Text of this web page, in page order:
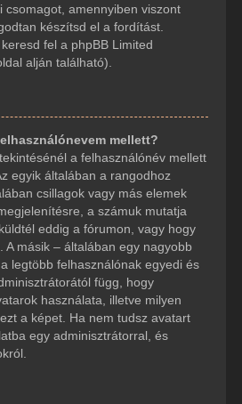
csomagot, amennyiben viszont
készítsd el a fordítást.
fel a phpBB Limited
alján található).
mellett?
a felhasználónév mellett
egyik általában a rangodhoz
csillagok vagy más elemek
a számuk mutatja
eddig a fórumon, vagy hogy
A másik – általában egy nagyobb
legtöbb felhasználónak egyedi és
függ, hogy
használata, illetve milyen
a képet. Ha nem tudsz avatart
egy adminisztrátorral, és